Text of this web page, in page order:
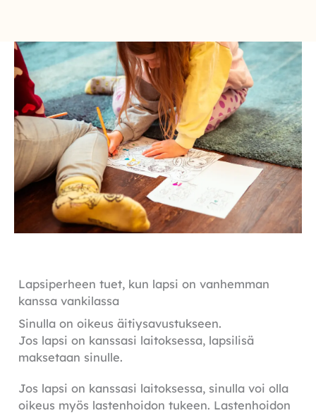
Lapsiperheen tuet, kun lapsi on vanhemman
kanssa vankilassa
Sinulla on oikeus äitiysavustukseen.
Jos lapsi on kanssasi laitoksessa, lapsilisä
maksetaan sinulle.
Jos lapsi on kanssasi laitoksessa, sinulla voi olla
oikeus myös lastenhoidon tukeen. Lastenhoidon